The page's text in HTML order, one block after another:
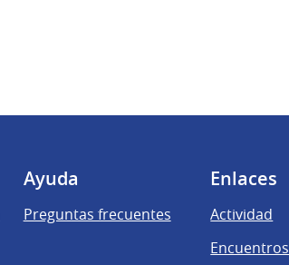
Ayuda
Preguntas frecuentes
Enlaces
Actividad
Encuentros